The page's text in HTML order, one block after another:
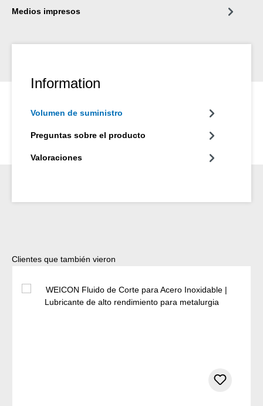
Medios impresos
Information
Volumen de suministro
Preguntas sobre el producto
Valoraciones
Omitir la galería de productos
Clientes que también vieron